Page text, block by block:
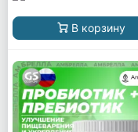
В корзину